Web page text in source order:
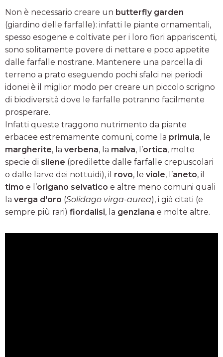
Non è necessario creare un butterfly garden
(giardino delle farfalle): infatti le piante ornamentali,
spesso esogene e coltivate per i loro fiori appariscenti,
sono solitamente povere di nettare e poco appetite
dalle farfalle nostrane. Mantenere una parcella di
terreno a prato eseguendo pochi sfalci nei periodi
idonei è il miglior modo per creare un piccolo scrigno
di biodiversità dove le farfalle potranno facilmente
prosperare.
Infatti queste traggono nutrimento da piante
erbacee estremamente comuni, come la primula, le
margherite, la verbena, la malva, l’ortica, molte
specie di silene (predilette dalle farfalle crepuscolari
o dalle larve dei nottuidi), il rovo, le viole, l’aneto, il
timo e l’origano selvatico e altre meno comuni quali
la verga d'oro (Solidago virga-aurea), i già citati (e
sempre più rari) fiordalisi, la genziana e molte altre.